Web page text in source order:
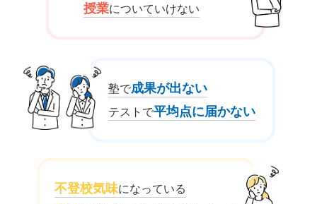
授業についていけない
塾で成果が出ない
テストで平均点に届かない
不登校気味になっている